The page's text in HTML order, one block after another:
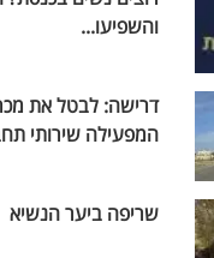
והשפיעו...
דרישה: לבטל את
המפעילה שירותי
שריפה ביער הנשיא